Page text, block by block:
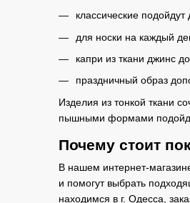
классические
для носки на каждый
капри из ткани джинс
праздничный образ
Изделия из тонкой ткани
пышными формами
Почему стоит
В нашем интернет-
и помогут выбрать
находимся в г. Одесса,